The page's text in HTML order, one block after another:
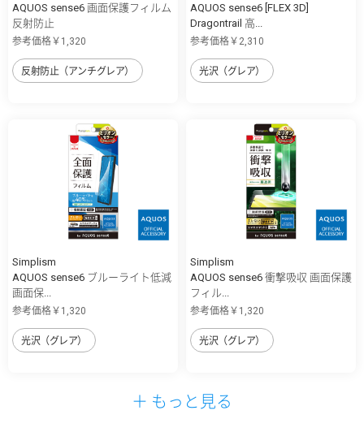
AQUOS sense6 画面保護フィルム
反射防止
参考価格￥1,320
反射防止（アンチグレア）
AQUOS sense6 [FLEX 3D]
Dragontrail 高...
参考価格￥2,310
光沢（グレア）
Simplism
AQUOS sense6 ブルーライト低減
画面保...
参考価格￥1,320
光沢（グレア）
Simplism
AQUOS sense6 衝撃吸収 画面保護
フィル...
参考価格￥1,320
光沢（グレア）
＋ もっと見る